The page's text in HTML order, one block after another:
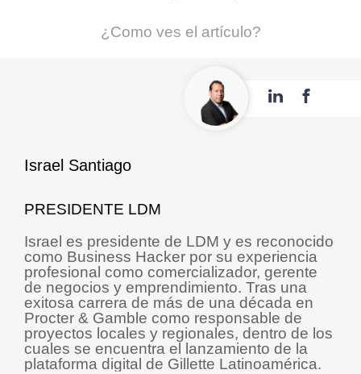
¿Como ves el artículo?
Israel Santiago
PRESIDENTE LDM
Israel es presidente de LDM y es reconocido
como Business Hacker por su experiencia
profesional como comercializador, gerente
de negocios y emprendimiento. Tras una
exitosa carrera de más de una década en
Procter & Gamble como responsable de
proyectos locales y regionales, dentro de los
cuales se encuentra el lanzamiento de la
plataforma digital de Gillette Latinoamérica.